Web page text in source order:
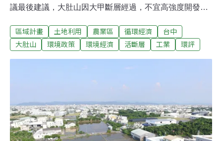
議最後建議，大肚山因大甲斷層經過，不宜高強度開發，
區綠色軸帶」轉型。此外，對新訂或擴大都市計畫「擴大
神岡」有斷層經過、「大里樹王」有淹水問題，環評委員
新增4000多公頃工業區而遭公民團體抨擊。10月，台中市
提出修正。19日環保署針對修正版進行討論，問題指向地
震、淹水、廢棄物、農地工廠等。環評委員、中央大學應
用地質研究所教授李錫堤指出，大肚山不應開發為「科技
區域計畫 土地利用 農業區 循環經濟
台中
大肚山
環境政策 環境經濟 活斷層 工業 環評